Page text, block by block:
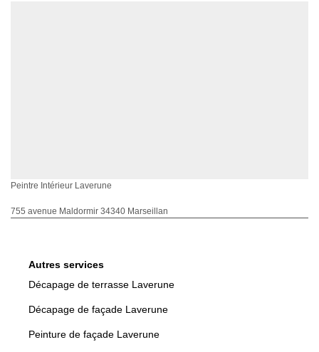
Peintre Intérieur Laverune
755 avenue Maldormir 34340 Marseillan
Autres services
Décapage de terrasse Laverune
Décapage de façade Laverune
Peinture de façade Laverune